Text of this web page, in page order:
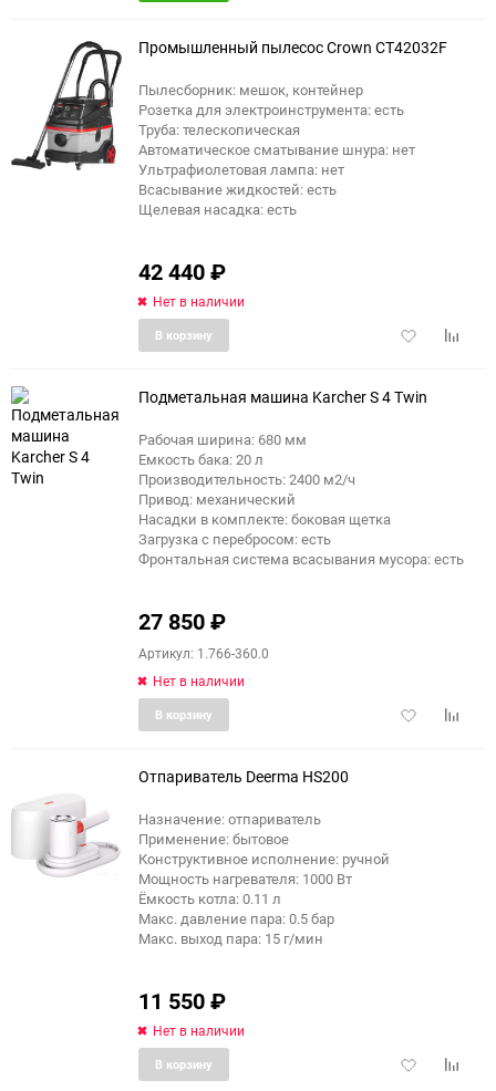
Промышленный пылесос Crown CT42032F
Пылесборник: мешок, контейнер
Розетка для электроинструмента: есть
Труба: телескопическая
Автоматическое сматывание шнура: нет
Ультрафиолетовая лампа: нет
Всасывание жидкостей: есть
Щелевая насадка: есть
42 440₽
Нет в наличии
Добавить
В корзину
Подметальная машина Karcher S 4 Twin
Рабочая ширина: 680 мм
Емкость бака: 20 л
Производительность: 2400 м2/ч
Привод: механический
Насадки в комплекте: боковая щетка
Загрузка с перебросом: есть
Фронтальная система всасывания мусора: есть
27 850₽
Артикул: 1.766-360.0
Нет в наличии
Добавить
В корзину
Отпариватель Deerma HS200
Назначение: отпариватель
Применение: бытовое
Конструктивное исполнение: ручной
Мощность нагревателя: 1000 Вт
Ёмкость котла: 0.11 л
Макс. давление пара: 0.5 бар
Макс. выход пара: 15 г/мин
11 550₽
Нет в наличии
Добавить
В корзину